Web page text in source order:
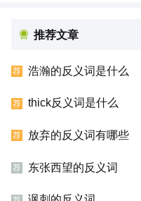
推荐文章
荐 浩瀚的反义词是什么
荐 thick反义词是什么
荐 放弃的反义词有哪些
荐 东张西望的反义词